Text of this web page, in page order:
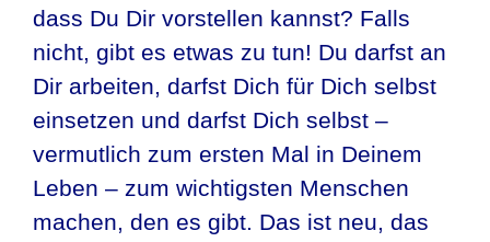
dass Du Dir vorstellen kannst? Falls
nicht, gibt es etwas zu tun! Du darfst an
Dir arbeiten, darfst Dich für Dich selbst
einsetzen und darfst Dich selbst –
vermutlich zum ersten Mal in Deinem
Leben – zum wichtigsten Menschen
machen, den es gibt. Das ist neu, das